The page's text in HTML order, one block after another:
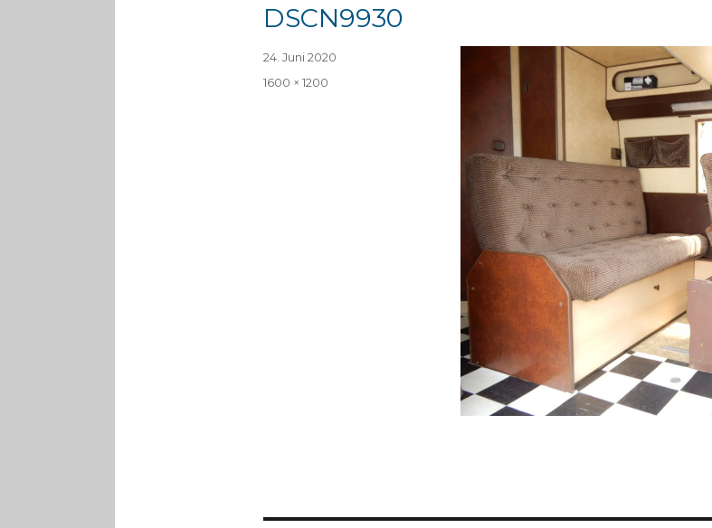
DSCN9930
Veröffentlicht
24. Juni 2020
Volle
1600 × 1200